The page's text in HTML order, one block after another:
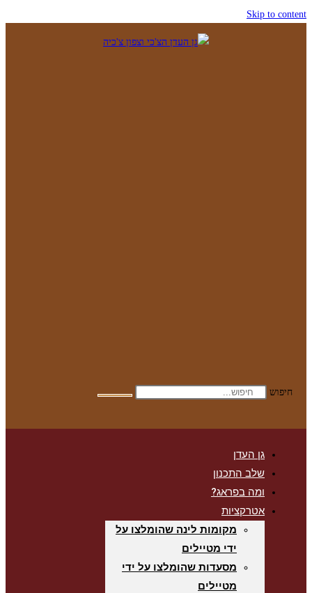
Skip to content
חיפוש
גן העדן
שלב התכנון
ומה בפראג?
אטרקציות
מקומות לינה שהומלצו על
ידי מטיילים
מסעדות שהומלצו על ידי
מטיילים